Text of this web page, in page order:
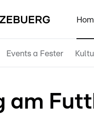
Events a Fester
am